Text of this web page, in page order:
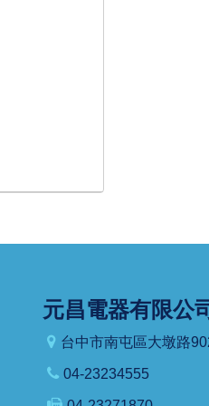
元昌電器有限公
台中市南屯區大墩路
04-23234555